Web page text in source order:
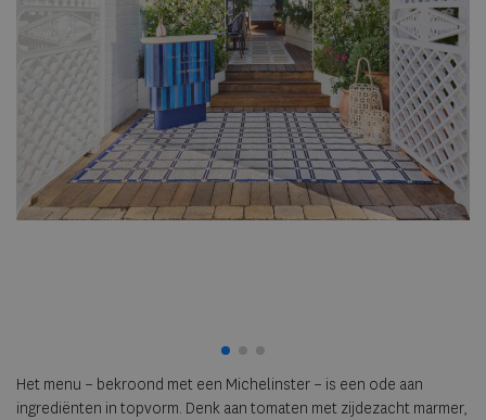
Het menu – bekroond met een Michelinster – is een ode aan
ingrediënten in topvorm. Denk aan tomaten met zijdezacht marmer,